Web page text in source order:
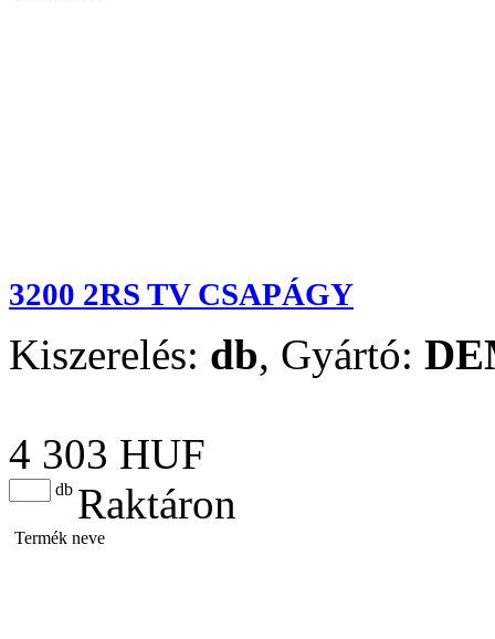
3200 2RS TV CSAPÁGY
Kiszerelés: db, Gyártó:
4 303 HUF
db Raktáron
Termék neve